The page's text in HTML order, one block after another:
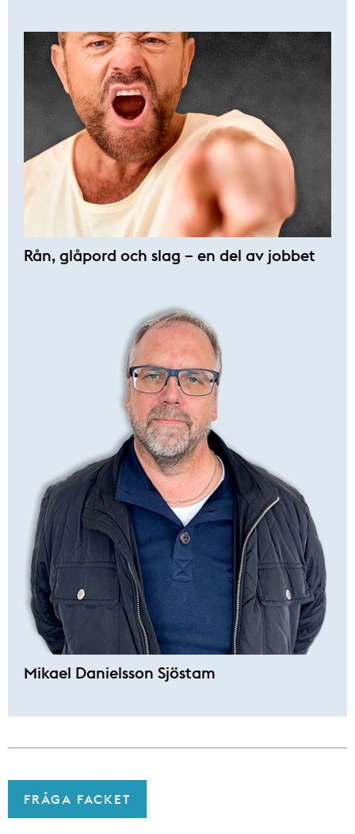
Rån, glåpord och slag – en del av jobbet
Mikael Danielsson Sjöstam
FRÅGA FACKET